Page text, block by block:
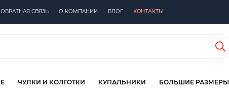
ОБРАТНАЯ СВЯЗЬ О КОМПАНИИ БЛОГ КОНТАКТЫ
ЧУЛКИ И КОЛГОТКИ КУПАЛЬНИКИ БОЛЬШИЕ РАЗМЕРЫ